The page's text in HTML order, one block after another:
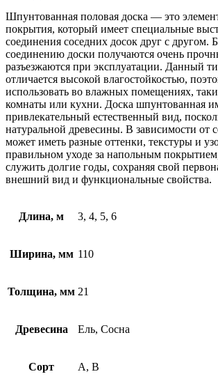
Шпунтованная половая доска — это
покрытия, который имеет специальные
соединения соседних досок друг с другом.
соединению доски получаются очень
разъезжаются при эксплуатации. Данный
отличается высокой влагостойкостью,
использовать во влажных помещениях,
комнаты или кухни. Доска шпунтованная
привлекательный естественный вид,
натуральной древесины. В зависимости от
может иметь разные оттенки, текстуры и
правильном уходе за напольным
служить долгие годы, сохраняя свой
внешний вид и функциональные свойства.
Длина, м 3, 4, 5, 6
Ширина, мм 110
Толщина, мм 21
Древесина Ель, Сосна
Сорт A, B